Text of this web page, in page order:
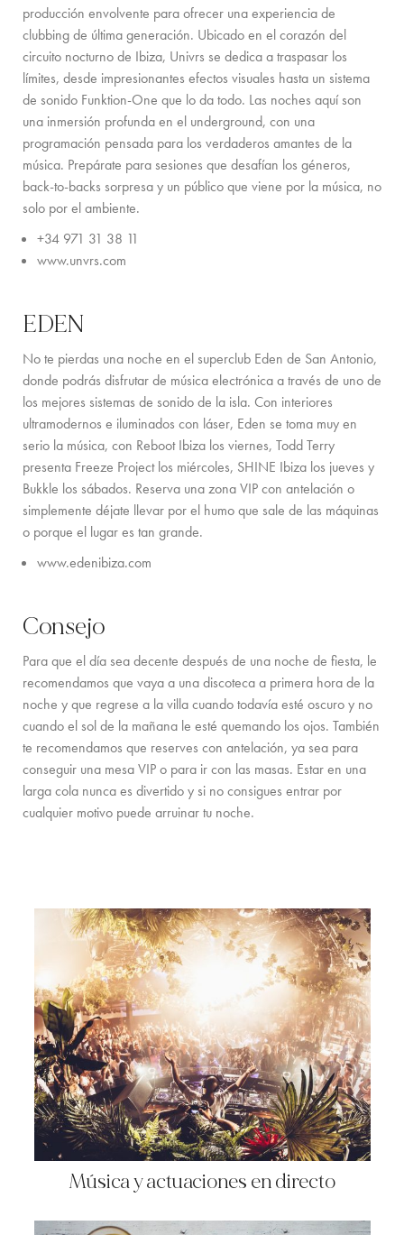
producción envolvente para ofrecer una experiencia de
clubbing de última generación. Ubicado en el corazón del
circuito nocturno de Ibiza, Univrs se dedica a traspasar los
límites, desde impresionantes efectos visuales hasta un sistema
de sonido Funktion-One que lo da todo. Las noches aquí son
una inmersión profunda en el underground, con una
programación pensada para los verdaderos amantes de la
música. Prepárate para sesiones que desafían los géneros,
back-to-backs sorpresa y un público que viene por la música, no
solo por el ambiente.
+34 971 31 38 11
www.unvrs.com
EDEN
No te pierdas una noche en el superclub Eden de San Antonio,
donde podrás disfrutar de música electrónica a través de uno de
los mejores sistemas de sonido de la isla. Con interiores
ultramodernos e iluminados con láser, Eden se toma muy en
serio la música, con Reboot Ibiza los viernes, Todd Terry
presenta Freeze Project los miércoles, SHINE Ibiza los jueves y
Bukkle los sábados. Reserva una zona VIP con antelación o
simplemente déjate llevar por el humo que sale de las máquinas
o porque el lugar es tan grande.
www.edenibiza.com
Consejo
Para que el día sea decente después de una noche de fiesta, le
recomendamos que vaya a una discoteca a primera hora de la
noche y que regrese a la villa cuando todavía esté oscuro y no
cuando el sol de la mañana le esté quemando los ojos. También
te recomendamos que reserves con antelación, ya sea para
conseguir una mesa VIP o para ir con las masas. Estar en una
larga cola nunca es divertido y si no consigues entrar por
cualquier motivo puede arruinar tu noche.
Música y actuaciones en directo